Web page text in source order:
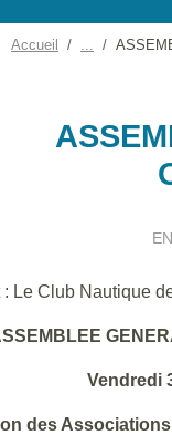
Accueil
: Le Club Nautique
Vendredi
des